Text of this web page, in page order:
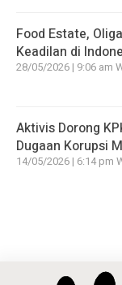
Food Estate,
Keadilan di
28/05/2026 | 9:06 am
Aktivis Dorong
Dugaan Korupsi
14/05/2026 | 6:14 pm